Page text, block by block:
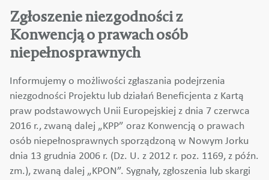
Zgłoszenie niezgodności z
Konwencją o prawach osób
niepełnosprawnych
Informujemy o możliwości zgłaszania podejrzenia
niezgodności Projektu lub działań Beneficjenta z Kartą
praw podstawowych Unii Europejskiej z dnia 7 czerwca
2016 r., zwaną dalej „KPP” oraz Konwencją o prawach
osób niepełnosprawnych sporządzoną w Nowym Jorku
dnia 13 grudnia 2006 r. (Dz. U. z 2012 r. poz. 1169, z późn.
zm.), zwaną dalej „KPON”. Sygnały, zgłoszenia lub skargi